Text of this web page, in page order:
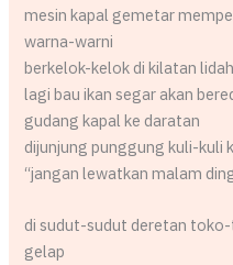
mesin kapal gemetar
warna-warni
berkelok-kelok di kilatan
lagi bau ikan segar akan
gudang kapal ke daratan
dijunjung punggung kuli-kuli
“jangan lewatkan malam
di sudut-sudut deretan
gelap